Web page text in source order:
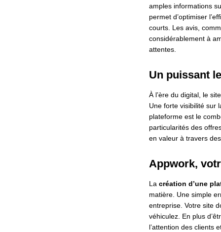
amples informations
permet d’optimiser
courts. Les avis,
considérablement à
attentes.
Un puissant
À l’ère du digital, le
Une forte visibilité sur
plateforme est le
particularités des
en valeur à travers
Appwork,
La création d’une
matière. Une simple
entreprise. Votre site
véhiculez. En plus
l’attention des clients